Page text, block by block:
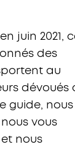
juin 2021,
des
au
dévoués
guide, nous
vous
nous